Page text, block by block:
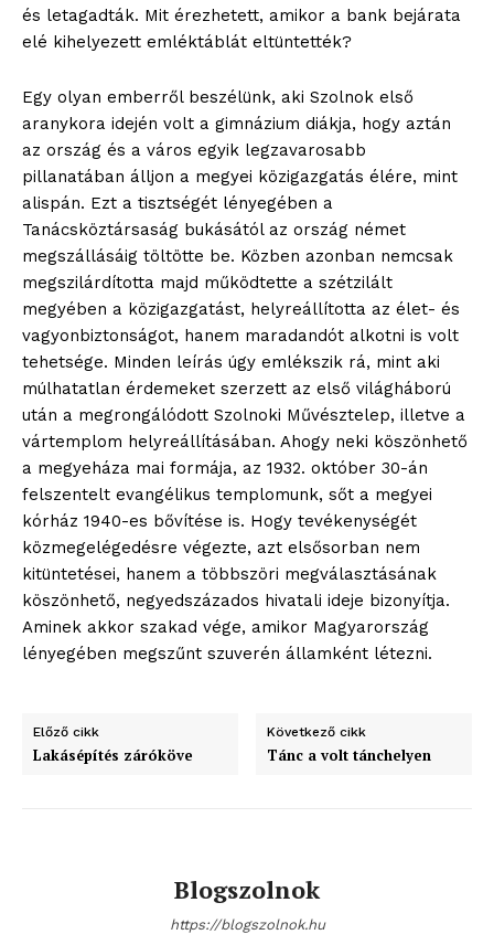
ELŐFIZETÉS
Hasznos
bSZ fiók
Előfizetés
Kapcsolat
Adatkezelési tájékoztató
Hirdetés
és letagadták. Mit érezhetett, amikor a bank bejárata
elé kihelyezett emléktáblát eltüntették?
Egy olyan emberről beszélünk, aki Szolnok első
aranykora idején volt a gimnázium diákja, hogy aztán
az ország és a város egyik legzavarosabb
pillanatában álljon a megyei közigazgatás élére, mint
alispán. Ezt a tisztségét lényegében a
Tanácsköztársaság bukásától az ország német
megszállásáig töltötte be. Közben azonban nemcsak
megszilárdította majd működtette a szétzilált
megyében a közigazgatást, helyreállította az élet- és
vagyonbiztonságot, hanem maradandót alkotni is volt
tehetsége. Minden leírás úgy emlékszik rá, mint aki
múlhatatlan érdemeket szerzett az első világháború
után a megrongálódott Szolnoki Művésztelep, illetve a
vártemplom helyreállításában. Ahogy neki köszönhető
a megyeháza mai formája, az 1932. október 30-án
felszentelt evangélikus templomunk, sőt a megyei
kórház 1940-es bővítése is. Hogy tevékenységét
közmegelégedésre végezte, azt elsősorban nem
kitüntetései, hanem a többszöri megválasztásának
köszönhető, negyedszázados hivatali ideje bizonyítja.
Aminek akkor szakad vége, amikor Magyarország
lényegében megszűnt szuverén államként létezni.
Előző cikk
Lakásépítés záróköve
Következő cikk
Tánc a volt tánchelyen
Blogszolnok
https://blogszolnok.hu